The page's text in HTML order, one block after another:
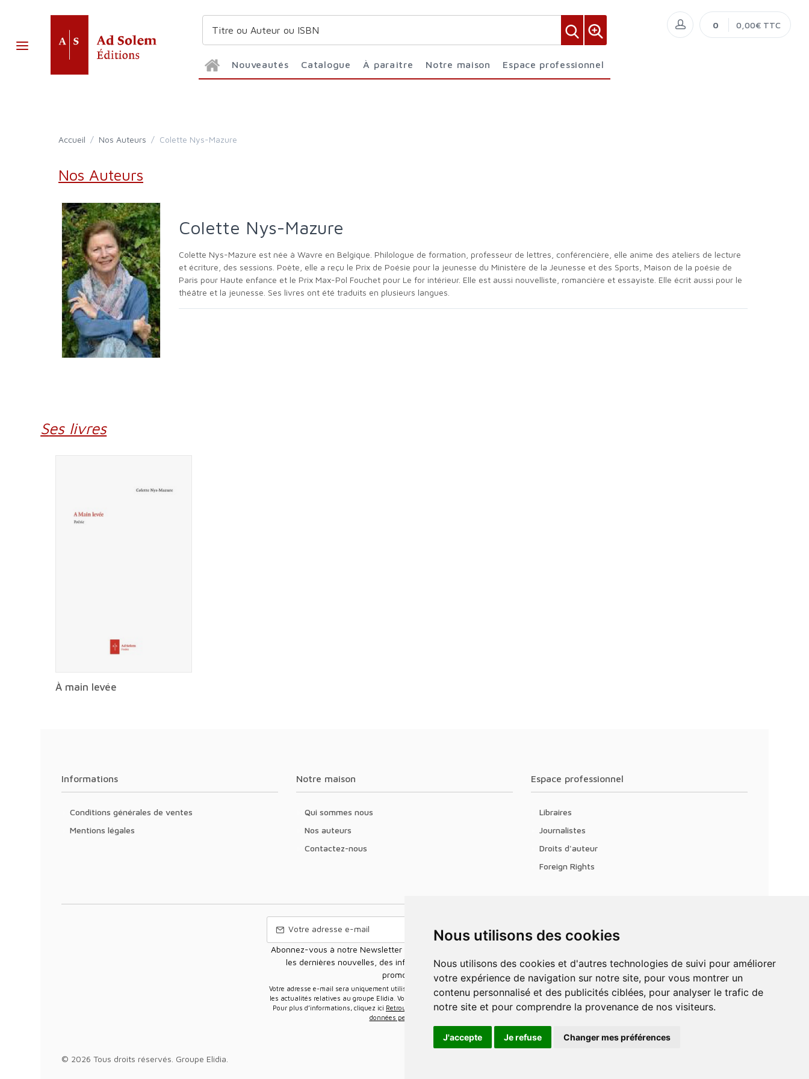
Nous utilisons des cookies
Nous utilisons des cookies et d'autres technologies de suivi pour améliorer
votre expérience de navigation sur notre site, pour vous montrer un
contenu personnalisé et des publicités ciblées, pour analyser le trafic de
notre site et pour comprendre la provenance de nos visiteurs.
J'accepte Je refuse Changer mes préférences
Nouveautés Catalogue À paraître Notre maison Espace professionnel
0 0,00€ TTC
Accueil / Nos Auteurs / Colette Nys-Mazure
Nos Auteurs
Colette Nys-Mazure
Colette Nys-Mazure est née à Wavre en Belgique. Philologue de formation, professeur de lettres, conférencière, elle anime des ateliers de lecture
et écriture, des sessions. Poète, elle a reçu le Prix de Poésie pour la jeunesse du Ministère de la Jeunesse et des Sports, Maison de la poésie de
Paris pour Haute enfance et le Prix Max-Pol Fouchet pour Le for intérieur. Elle est aussi nouvelliste, romancière et essayiste. Elle écrit aussi pour le
théâtre et la jeunesse. Ses livres ont été traduits en plusieurs langues.
Ses livres
À main levée
Informations
Conditions générales de ventes
Mentions légales
Notre maison
Qui sommes nous
Nos auteurs
Contactez-nous
Espace professionnel
Libraires
Journalistes
Droits d'auteur
Foreign Rights
Abonnez-vous à notre Newsletter pour recevoir nos nouvelles offres,
les dernières nouvelles, des informations sur les ventes et les
promotions.
Votre adresse e-mail sera uniquement utilisée pour vous envoyer des informations sur
les actualités relatives au groupe Elidia. Vous pouvez vous désinscrire à tout moment.
Pour plus d’informations, cliquez ici Retrouvez ici notre politique de protection de vos
données personnelles
© 2026 Tous droits réservés. Groupe Elidia